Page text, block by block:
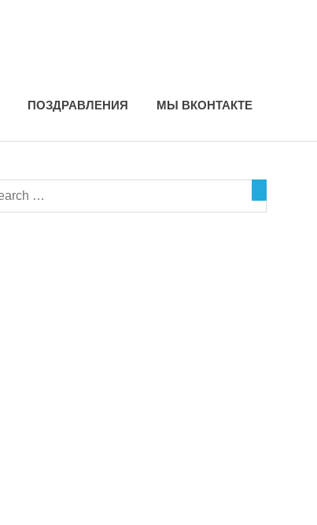
ПОЗДРАВЛЕНИЯ МЫ ВКОНТАКТЕ